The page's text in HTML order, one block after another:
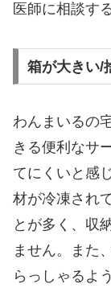
医師に相談す
箱が大きい/
わんまいるの
きる便利なサ
てにくいと感
材が冷凍され
とが多く、収
ません。また
らっしゃるよ